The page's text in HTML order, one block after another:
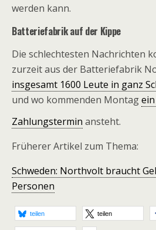
werden kann.
Batteriefabrik auf der Kippe
Die schlechtesten Nachrichten
zurzeit aus der Batteriefabrik
insgesamt 1600 Leute in ganz
und wo kommenden Montag
Zahlungstermin ansteht.
Früherer Artikel zum Thema:
Schweden: Northvolt braucht
Personen
teilen teilen